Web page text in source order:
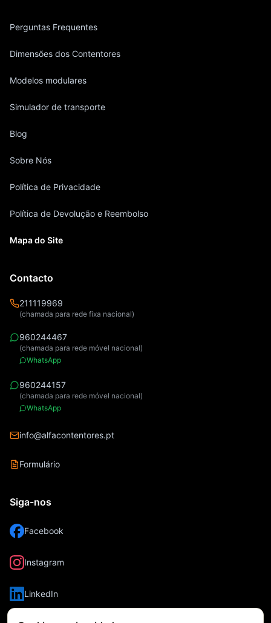
Perguntas Frequentes
Dimensões dos Contentores
Modelos modulares
Simulador de transporte
Blog
Sobre Nós
Política de Privacidade
Política de Devolução e Reembolso
Mapa do Site
Contacto
211119969
(chamada para rede fixa nacional)
960244467
(chamada para rede móvel nacional)
WhatsApp
960244157
(chamada para rede móvel nacional)
WhatsApp
info@alfacontentores.pt
Formulário
Siga-nos
Facebook
Instagram
LinkedIn